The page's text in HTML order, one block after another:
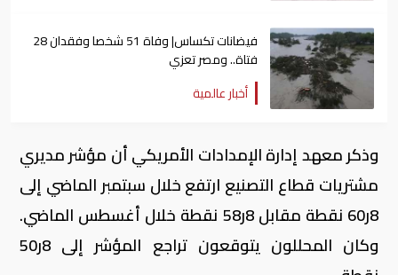
فيضانات تكساس| وفاة 51 شخصا وفقدان 28
فتاة.. ومصر تعزي
أخبار عالمية
وذكر معهد إدارة الإمدادات الأمريكي أن مؤشر مديري
مشتريات قطاع التصنيع ارتفع خلال سبتمبر الماضي إلى
8ر60 نقطة مقابل 8ر58 نقطة خلال أغسطس الماضي.
وكان المحللون يتوقعون تراجع المؤشر إلى 8ر50